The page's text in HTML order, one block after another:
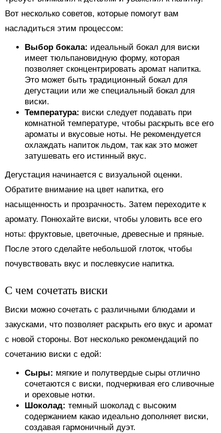
Вот несколько советов, которые помогут вам
насладиться этим процессом:
Выбор бокала: идеальный бокал для виски
имеет тюльпановидную форму, которая
позволяет сконцентрировать аромат напитка.
Это может быть традиционный бокал для
дегустации или же специальный бокал для
виски.
Температура: виски следует подавать при
комнатной температуре, чтобы раскрыть все его
ароматы и вкусовые ноты. Не рекомендуется
охлаждать напиток льдом, так как это может
затушевать его истинный вкус.
Дегустация начинается с визуальной оценки.
Обратите внимание на цвет напитка, его
насыщенность и прозрачность. Затем переходите к
аромату. Понюхайте виски, чтобы уловить все его
ноты: фруктовые, цветочные, древесные и пряные.
После этого сделайте небольшой глоток, чтобы
почувствовать вкус и послевкусие напитка.
С чем сочетать виски
Виски можно сочетать с различными блюдами и
закусками, что позволяет раскрыть его вкус и аромат
с новой стороны. Вот несколько рекомендаций по
сочетанию виски с едой:
Сыры: мягкие и полутвердые сыры отлично
сочетаются с виски, подчеркивая его сливочные
и ореховые нотки.
Шоколад: темный шоколад с высоким
содержанием какао идеально дополняет виски,
создавая гармоничный дуэт.